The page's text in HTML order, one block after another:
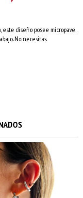
diseño posee micropave.
No necesitas